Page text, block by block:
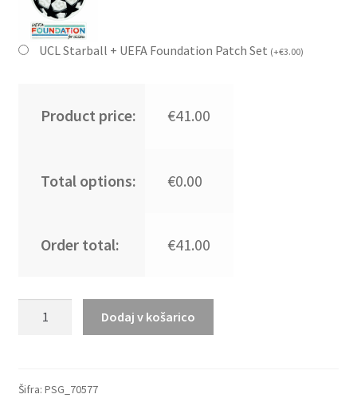
UCL Starball + UEFA Foundation Patch Set (+€3.00)
Product price: €41.00
Total options: €0.00
Order total: €41.00
Saint-
Dodaj v košarico
Šifra: PSG_70577